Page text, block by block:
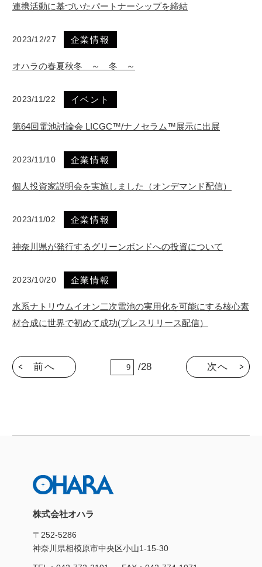
連携活動に基づいたパートナーシップを締結
2023/12/27 企業情報
オハラの春夏秋冬 ～ 冬 ～
2023/11/22 イベント
第64回電池討論会 LICGC™/ナノセラム™展示に出展
2023/11/10 企業情報
個人投資家説明会を実施しました（オンデマンド配信）
2023/11/02 企業情報
神奈川県が発行するグリーンボンドへの投資について
2023/10/20 企業情報
水系ナトリウムイオン二次電池の実用化を可能にする核心素
材合成に世界で初めて成功(プレスリリース配信）
/28
前へ 次へ
株式会社オハラ
〒252-5286
神奈川県相模原市中央区小山1-15-30